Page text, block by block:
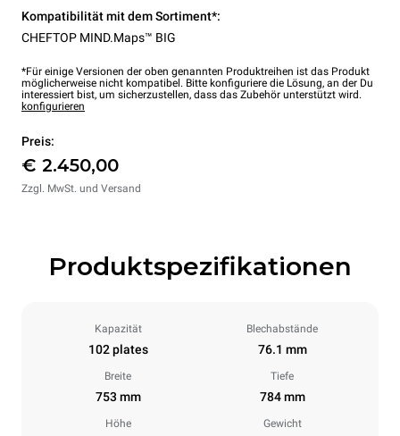
Kompatibilität mit dem Sortiment*:
CHEFTOP MIND.Maps™ BIG
*Für einige Versionen der oben genannten Produktreihen ist das Produkt
möglicherweise nicht kompatibel. Bitte konfiguriere die Lösung, an der Du
interessiert bist, um sicherzustellen, dass das Zubehör unterstützt wird.
konfigurieren
Preis:
€ 2.450,00
Zzgl. MwSt. und Versand
Produktspezifikationen
Kapazität
102 plates
Blechabstände
76.1 mm
Breite
753 mm
Tiefe
784 mm
Höhe Gewicht